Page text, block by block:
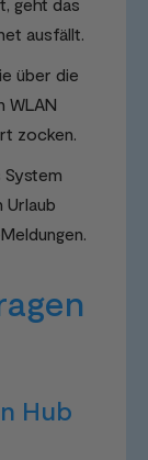
ausfällt.
über die
WLAN
zocken.
System
Urlaub
Hub